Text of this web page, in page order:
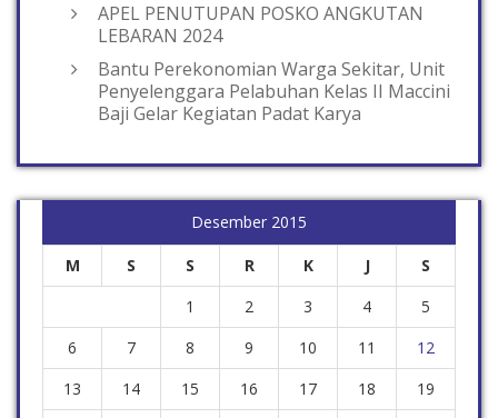
APEL PENUTUPAN POSKO ANGKUTAN
LEBARAN 2024
Bantu Perekonomian Warga Sekitar, Unit
Penyelenggara Pelabuhan Kelas II Maccini
Baji Gelar Kegiatan Padat Karya
Desember 2015
M S S R K J
S
1
2 3 4
5
6
7 8 9 10 11
12
13
14 15 16 17 18
19